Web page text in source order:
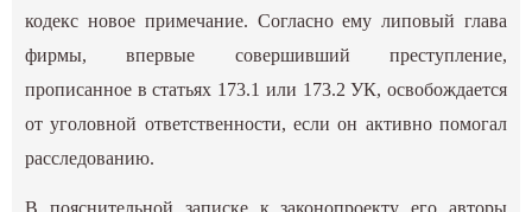
кодекс новое примечание. Согласно ему липовый глава
фирмы, впервые совершивший преступление,
прописанное в статьях 173.1 или 173.2 УК, освобождается
от уголовной ответственности, если он активно помогал
расследованию.
В пояснительной записке к законопроекту его авторы